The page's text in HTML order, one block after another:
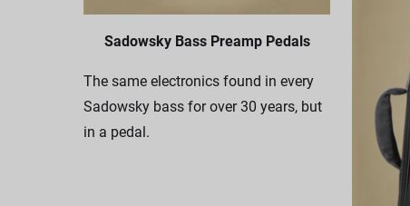
Sadowsky Bass Preamp Pedals
The same electronics found in every
Sadowsky bass for over 30 years, but
in a pedal.